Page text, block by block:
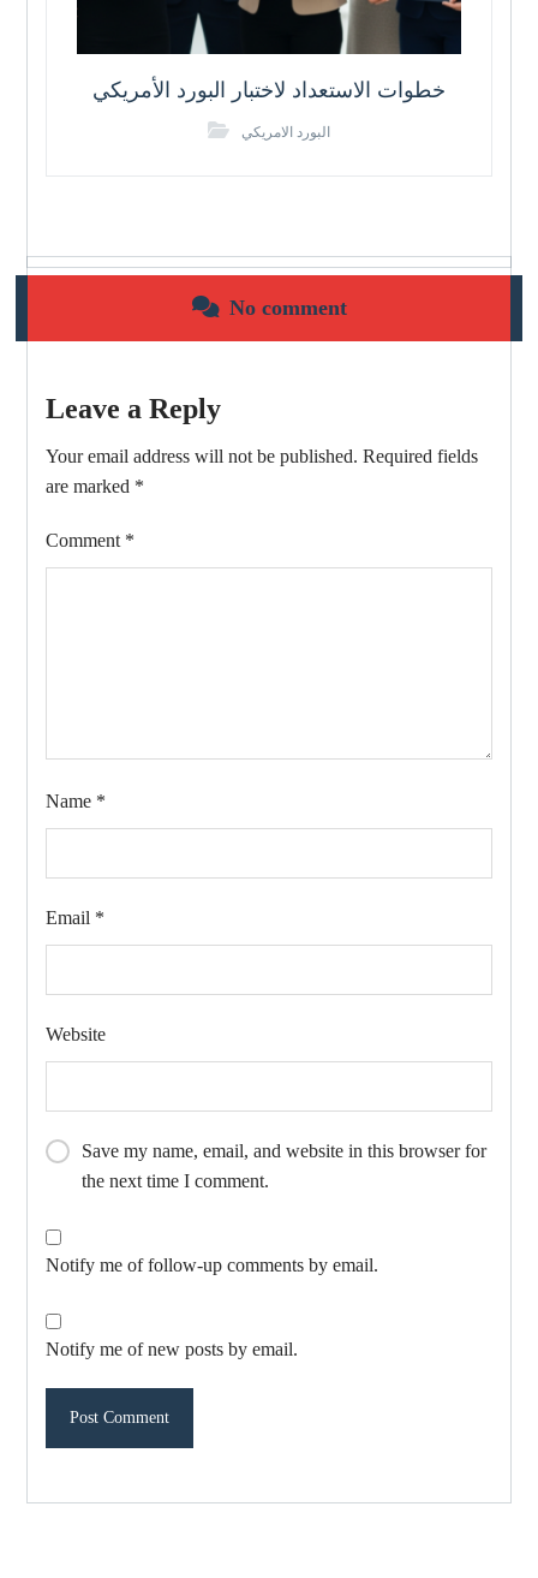
خطوات الاستعداد لاختبار البورد الأمريكي
البورد الامريكي
No comment
Leave a Reply
Your email address will not be published. Required fields
are marked *
Comment *
Name *
Email *
Website
Save my name, email, and website in this browser for
the next time I comment.
Notify me of follow-up comments by email.
Notify me of new posts by email.